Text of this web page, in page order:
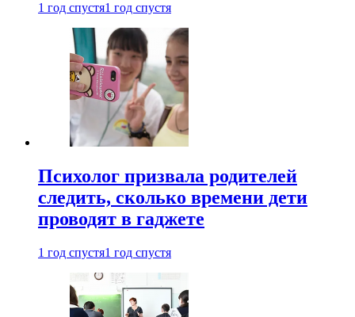
1 год спустя1 год спустя
Психолог призвала родителей
следить, сколько времени дети
проводят в гаджете
1 год спустя1 год спустя